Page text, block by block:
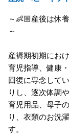
～👶🏼産後は休
～
産褥期初期にお
育児指導、健康
回復に専念して
りし、逐次体調
育児用品、母子
り、衣類のお洗
す。